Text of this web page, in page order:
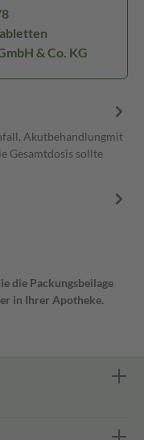
& Co. KG
Akutbehandlungmit
Gesamtdosis sollte
die Packungsbeilage
in Ihrer Apotheke.